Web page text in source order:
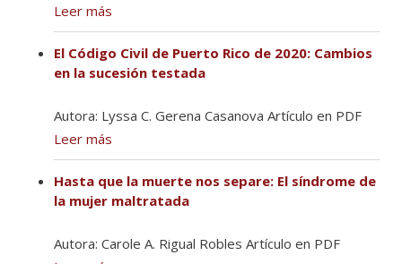
Leer más
El Código Civil de Puerto Rico de 2020: Cambios
en la sucesión testada
Autora: Lyssa C. Gerena Casanova Artículo en PDF
Leer más
Hasta que la muerte nos separe: El síndrome de
la mujer maltratada
Autora: Carole A. Rigual Robles Artículo en PDF